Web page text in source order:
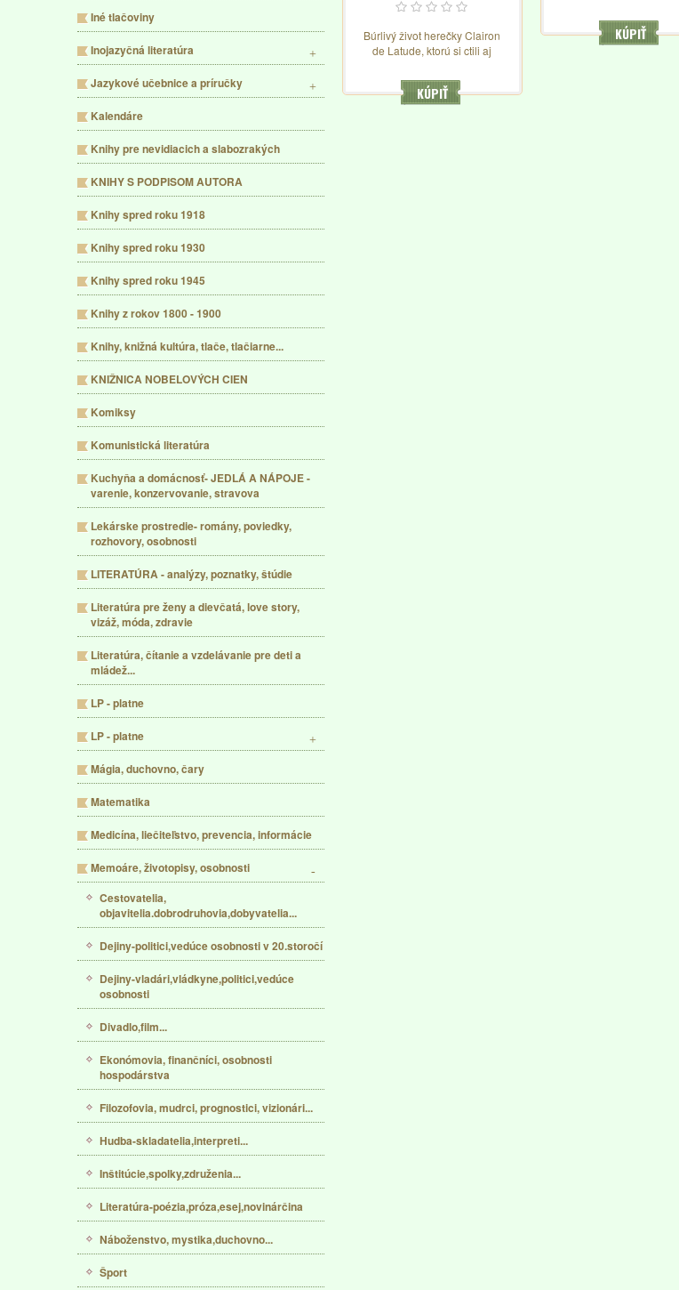
Iné tlačoviny
Inojazyčná literatúra
Jazykové učebnice a príručky
Kalendáre
Knihy pre nevidiacich a slabozrakých
KNIHY S PODPISOM AUTORA
Knihy spred roku 1918
Knihy spred roku 1930
Knihy spred roku 1945
Knihy z rokov 1800 - 1900
Knihy, knižná kultúra, tlače, tlačiarne...
KNIŽNICA NOBELOVÝCH CIEN
Komiksy
Komunistická literatúra
Kuchyňa a domácnosť- JEDLÁ A NÁPOJE -
varenie, konzervovanie, stravova
Lekárske prostredie- romány, poviedky,
rozhovory, osobnosti
LITERATÚRA - analýzy, poznatky, štúdie
Literatúra pre ženy a dievčatá, love story,
vizáž, móda, zdravie
Literatúra, čítanie a vzdelávanie pre deti a
mládež...
LP - platne
LP - platne
Mágia, duchovno, čary
Matematika
Medicína, liečiteľstvo, prevencia, informácie
Memoáre, životopisy, osobnosti
Cestovatelia,
objavitelia.dobrodruhovia,dobyvatelia...
Dejiny-politici,vedúce osobnosti v 20.storočí
Dejiny-vladári,vládkyne,politici,vedúce
osobnosti
Divadlo,film...
Ekonómovia, finančníci, osobnosti
hospodárstva
Filozofovia, mudrci, prognostici, vizionári...
Hudba-skladatelia,interpreti...
Inštitúcie,spolky,združenia...
Literatúra-poézia,próza,esej,novinárčina
Náboženstvo, mystika,duchovno...
Šport
Búrlivý život herečky Clairon
de Latude, ktorú si ctili aj
KÚPIŤ
českej hereckej školy...
KÚPIŤ